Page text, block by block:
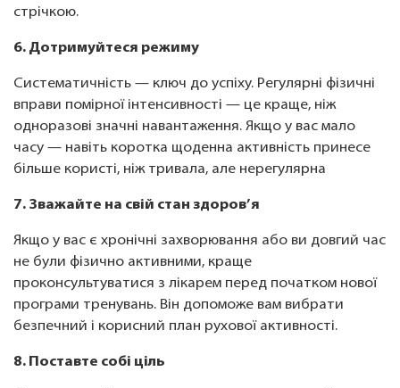
стрічкою.
6. Дотримуйтеся режиму
Систематичність — ключ до успіху. Регулярні фізичні
вправи помірної інтенсивності — це краще, ніж
одноразові значні навантаження. Якщо у вас мало
часу — навіть коротка щоденна активність принесе
більше користі, ніж тривала, але нерегулярна
7. Зважайте на свій стан здоров’я
Якщо у вас є хронічні захворювання або ви довгий час
не були фізично активними, краще
проконсультуватися з лікарем перед початком нової
програми тренувань. Він допоможе вам вибрати
безпечний і корисний план рухової активності.
8. Поставте собі ціль